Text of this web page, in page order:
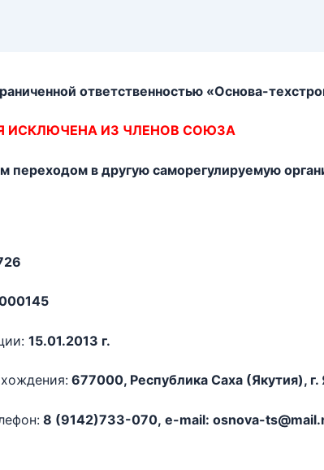
ответственностью «Основа-
ИСКЛЮЧЕНА ИЗ ЧЛЕНОВ СОЮЗА
переходом в другую саморегулируемую
15.01.2013 г.
677000, Республика Саха (Якутия), г.
8 (9142)733-070, e-mail: osnova-